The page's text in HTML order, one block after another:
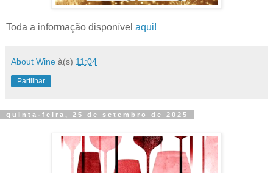
Toda a informação disponível aqui!
About Wine à(s) 11:04
Partilhar
quinta-feira, 25 de setembro de 2025